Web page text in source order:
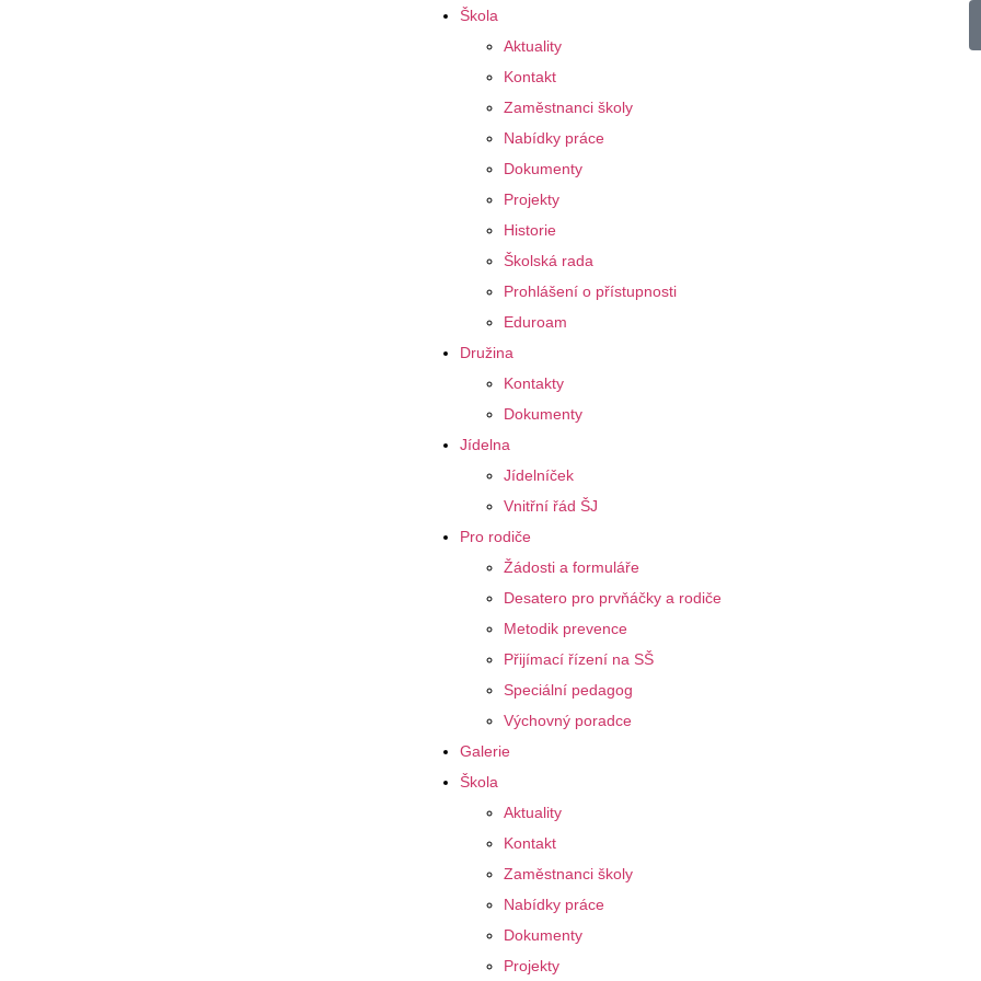
Škola
Aktuality
Kontakt
Zaměstnanci školy
Nabídky práce
Dokumenty
Projekty
Historie
Školská rada
Prohlášení o přístupnosti
Eduroam
Družina
Kontakty
Dokumenty
Jídelna
Jídelníček
Vnitřní řád ŠJ
Pro rodiče
Žádosti a formuláře
Desatero pro prvňáčky a rodiče
Metodik prevence
Přijímací řízení na SŠ
Speciální pedagog
Výchovný poradce
Galerie
Škola
Aktuality
Kontakt
Zaměstnanci školy
Nabídky práce
Dokumenty
Projekty